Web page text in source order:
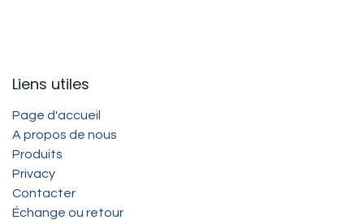
Liens utiles
Page d'accueil
A propos de nous
Produits
Privacy
Contacter
Échange ou retour